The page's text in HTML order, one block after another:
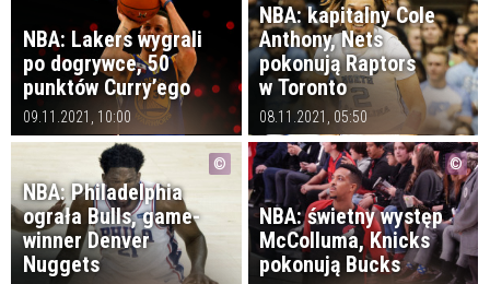
NBA: Lakers wygrali
po dogrywce, 50
punktów Curry’ego
09.11.2021, 10:00
NBA: kapitalny Cole
Anthony, Nets
pokonują Raptors
w Toronto
08.11.2021, 05:50
NBA: Philadelphia
ograła Bulls, game-
winner Denver
Nuggets
NBA: świetny występ
McColluma, Knicks
pokonują Bucks